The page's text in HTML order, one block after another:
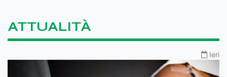
ATTUALITÀ
Ieri